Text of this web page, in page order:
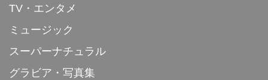
TV・エンタメ
ミュージック
スーパーナチュラル
グラビア・写真集